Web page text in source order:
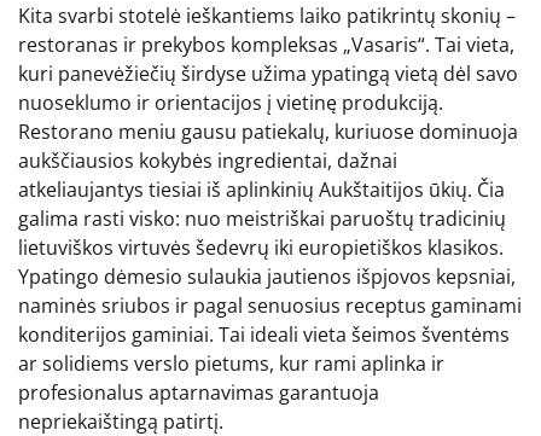
Kita svarbi stotelė ieškantiems laiko patikrintų skonių –
restoranas ir prekybos kompleksas „Vasaris“. Tai vieta,
kuri panevėžiečių širdyse užima ypatingą vietą dėl savo
nuoseklumo ir orientacijos į vietinę produkciją.
Restorano meniu gausu patiekalų, kuriuose dominuoja
aukščiausios kokybės ingredientai, dažnai
atkeliaujantys tiesiai iš aplinkinių Aukštaitijos ūkių. Čia
galima rasti visko: nuo meistriškai paruoštų tradicinių
lietuviškos virtuvės šedevrų iki europietiškos klasikos.
Ypatingo dėmesio sulaukia jautienos išpjovos kepsniai,
naminės sriubos ir pagal senuosius receptus gaminami
konditerijos gaminiai. Tai ideali vieta šeimos šventėms
ar solidiems verslo pietums, kur rami aplinka ir
profesionalus aptarnavimas garantuoja
nepriekaištingą patirtį.